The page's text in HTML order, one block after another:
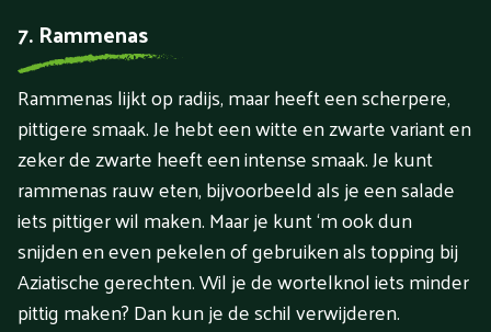
7. Rammenas
Rammenas lijkt op radijs, maar heeft een scherpere,
pittigere smaak. Je hebt een witte en zwarte variant en
zeker de zwarte heeft een intense smaak. Je kunt
rammenas rauw eten, bijvoorbeeld als je een salade
iets pittiger wil maken. Maar je kunt ‘m ook dun
snijden en even pekelen of gebruiken als topping bij
Aziatische gerechten. Wil je de wortelknol iets minder
pittig maken? Dan kun je de schil verwijderen.